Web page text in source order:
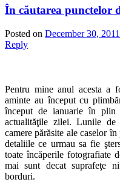
În căutarea punctelor
Posted on December 30, 2011
Reply
Pentru mine anul acesta a
aminte au început cu
început de ianuarie în plin
actualităţile zilei. Lunile
camere părăsite ale caselor
detaliile ce urmau sa fie
toate încăperile fotografiate
mai sunt decat suprafeţe
borduri.